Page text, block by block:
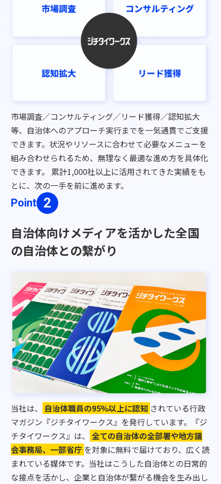
市場調査／コンサルティング／リード獲得／認知拡大
等、自治体へのアプローチ実行までを一気通貫でご支援
できます。状況やリソースに合わせて必要なメニューを
組み合わせられるため、無理なく最適な進め方を具体化
できます。累計1,000社以上に活用されてきた実績をも
とに、次の一手を前に進めます。
Point
自治体向けメディアを活かした全国
の自治体との繋がり
当社は、 自治体職員の95%以上に認知 されている行政
マガジン『ジチタイワークス』を発行しています。『ジ
チタイワークス』は、
全ての自治体の全部署や地方議
会事務局、一部省庁 を対象に無料で届けており、広く読
まれている媒体です。当社はこうした自治体との日常的
な接点を活かし、企業と自治体が繋がる機会を生み出し